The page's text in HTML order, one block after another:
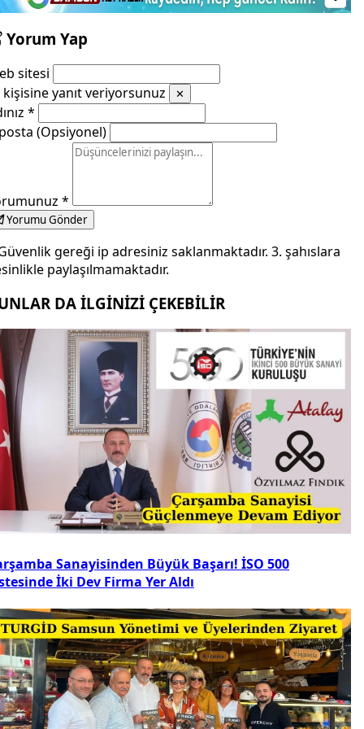
Yorum Yap
sitesi
kişisine yanıt veriyorsunuz
✕
*
(Opsiyonel)
*
Yorumu Gönder
gereği ip adresiniz saklanmaktadır. 3. şahıslara
paylaşılmamaktadır.
DA İLGİNİZİ ÇEKEBİLİR
Sanayisinden Büyük Başarı! İSO 500
İki Dev Firma Yer Aldı